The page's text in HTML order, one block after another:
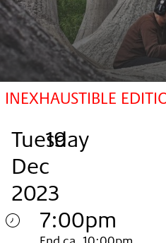
INEXHAUSTIBLE
Tuesday
, 19
.
Dec
2023
.
7:00pm